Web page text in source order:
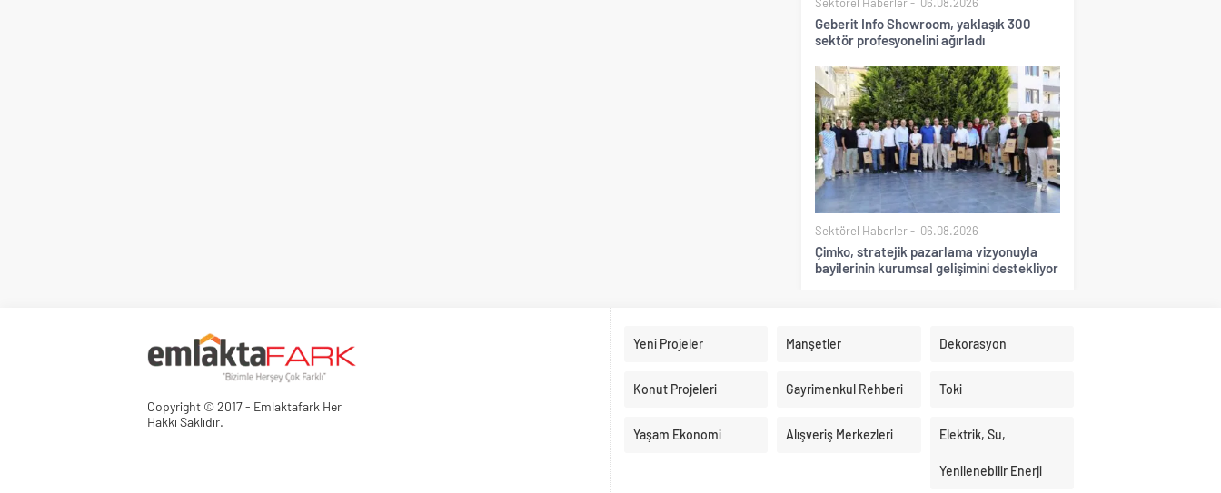
Geberit Info Showroom, yaklaşık 300
sektör profesyonelini ağırladı
Sektörel Haberler 06.08.2026
Çimko, stratejik pazarlama vizyonuyla
bayilerinin kurumsal gelişimini destekliyor
Copyright © 2017 - Emlaktafark Her
Hakkı Saklıdır.
Yeni Projeler Manşetler Dekorasyon
Konut Projeleri Gayrimenkul Rehberi Toki
Yaşam Ekonomi Alışveriş Merkezleri Elektrik, Su,
Yenilenebilir Enerji